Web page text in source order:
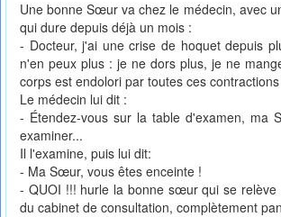
Une bonne Sœur va chez le médecin, avec
qui dure depuis déjà un mois :
- Docteur, j'ai une crise de hoquet depuis
n'en peux plus : je ne dors plus, je ne
corps est endolori par toutes ces
Le médecin lui dit :
- Étendez-vous sur la table d'examen, ma
examiner...
Il l'examine, puis lui dit:
- Ma Sœur, vous êtes enceinte !
- QUOI !!! hurle la bonne sœur qui se relève
du cabinet de consultation, complètement